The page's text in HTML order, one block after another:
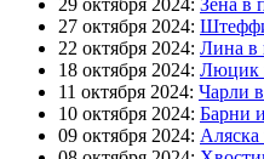
27 октября 2024:
22 октября 2024: Лина в
18 октября 2024: Люцик
11 октября 2024: Чарли
10 октября 2024: Барни
09 октября 2024: Аляска